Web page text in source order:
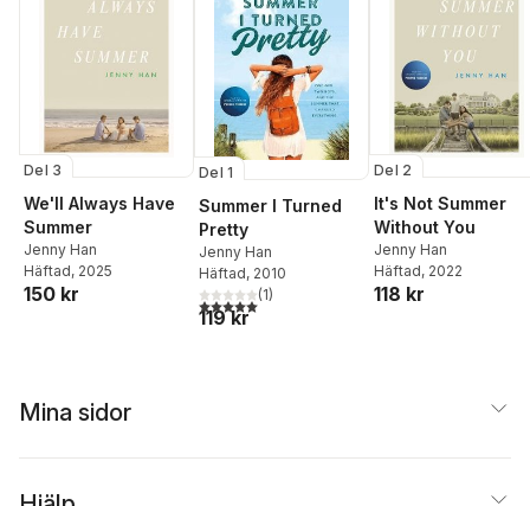
Del 3
We'll Always Have
Summer
Jenny Han
Häftad, 2025
150 kr
Del 1
Summer I Turned
Pretty
Jenny Han
Häftad, 2010
5,0utav 5 stjärnor. Totalt antal röster:
(1)
119 kr
Del 2
It's Not Summer
Without You
Jenny Han
Häftad, 2022
118 kr
Mina sidor